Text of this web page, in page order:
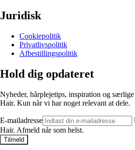
Juridisk
Cookiepolitik
Privatlivspolitik
Afbestillingspolitik
Hold dig opdateret
Nyheder, hårplejetips, inspiration og
Hair. Kun når vi har noget relevant at dele.
E-mailadresse
Hair. Afmeld når som helst.
Tilmeld